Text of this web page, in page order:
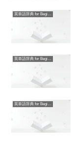
英単語辞典 for Beginners
英単語辞典 for Beginners
英単語辞典 for Beginners